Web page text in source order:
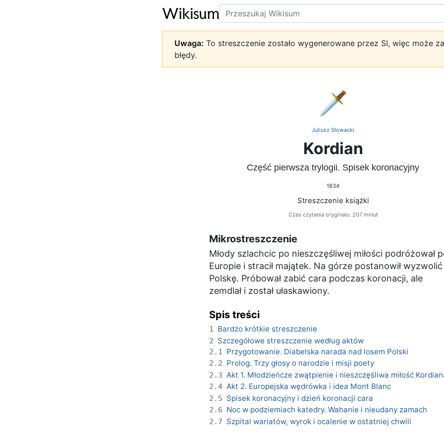
Szukaj
Uwaga: To streszczenie zostało wygenerowane przez SI, więc może
błędy.
🗡️
Juliusz Słowacki
Kordian
Część pierwsza trylogii. Spisek koronacyjny
1834
Streszczenie książki
Czas czytania oryginału: 207 minut
Mikrostreszczenie
Młody szlachcic po nieszczęśliwej miłości podróżował
Europie i stracił majątek. Na górze postanowił wyzwolić
Polskę. Próbował zabić cara podczas koronacji, ale
zemdlał i został ułaskawiony.
Spis treści
1 Bardzo krótkie streszczenie
2 Szczegółowe streszczenie według aktów
2.1 Przygotowanie. Diabelska narada nad losem Polski
2.2 Prolog. Trzy głosy o narodzie i misji poety
2.3 Akt 1. Młodzieńcze zwątpienie i nieszczęśliwa miłość
2.4 Akt 2. Europejska wędrówka i idea Mont Blanc
2.5 Spisek koronacyjny i dzień koronacji cara
2.6 Noc w podziemiach katedry. Wahanie i nieudany zamach
2.7 Szpital wariatów, wyrok i ocalenie w ostatniej chwili